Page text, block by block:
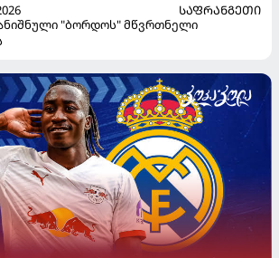
ᲡᲐᲤᲠᲐᲜᲒᲔᲗᲘ
"ბორდოს" მწვრთნელი